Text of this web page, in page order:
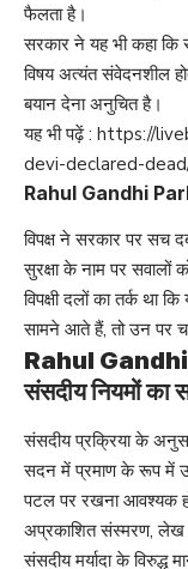
फैलता है।
सरकार ने यह भी कहा कि
विषय अत्यंत संवेदनशील
बयान देना अनुचित है।
यह भी पढ़ें : https://
devi-declared-
Rahul Gandhi
विपक्ष ने सरकार पर सच
सुरक्षा के नाम पर सवालों
विपक्षी दलों का तर्क था
सामने आते हैं, तो उन पर
Rahul
संसदीय नियमों का
संसदीय प्रक्रिया के
सदन में प्रमाण के रूप में
पटल पर रखना आवश्यक
अप्रकाशित संस्मरण, लेख
संसदीय मर्यादा के विरुद्ध